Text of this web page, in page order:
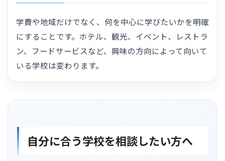
学費や地域だけでなく、何を中心に学びたいかを明確
にすることです。ホテル、観光、イベント、レストラ
ン、フードサービスなど、興味の方向によって向いて
いる学校は変わります。
自分に合う学校を相談したい方へ